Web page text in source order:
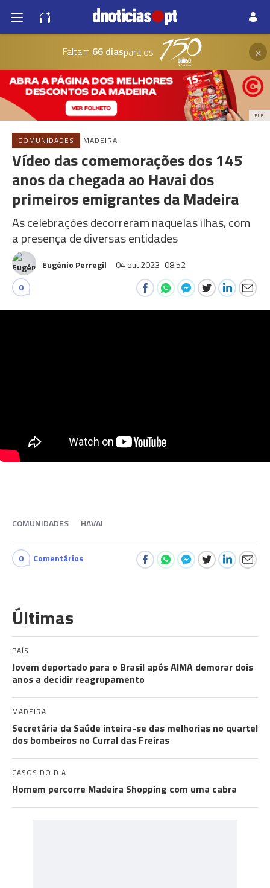
Faltam 66 diaspara os ×
PUB
COMUNIDADES MADEIRA
Vídeo das comemorações dos 145
anos da chegada ao Havai dos
primeiros emigrantes da Madeira
As celebrações decorreram naquelas ilhas, com
a presença de diversas entidades
Eugénio Perregil 04 out 2023 08:52
0
COMUNIDADES HAVAI
0 Comentários
Últimas
PAÍS
Jovem deportado para o Brasil após AIMA demorar dois
anos a decidir reagrupamento
MADEIRA
Secretária da Saúde inteira-se das melhorias no quartel
dos bombeiros no Curral das Freiras
CASOS DO DIA
Homem percorre Madeira Shopping com uma cabra